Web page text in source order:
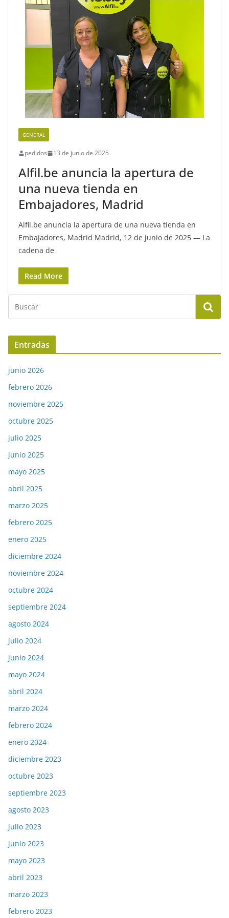
GENERAL
pedidos 13 de junio de 2025
Alfil.be anuncia la apertura de
una nueva tienda en
Embajadores, Madrid
Alfil.be anuncia la apertura de una nueva tienda en
Embajadores, Madrid Madrid, 12 de junio de 2025 — La
cadena de
Read More
Entradas
junio 2026
febrero 2026
noviembre 2025
octubre 2025
julio 2025
junio 2025
mayo 2025
abril 2025
marzo 2025
febrero 2025
enero 2025
diciembre 2024
noviembre 2024
octubre 2024
septiembre 2024
agosto 2024
julio 2024
junio 2024
mayo 2024
abril 2024
marzo 2024
febrero 2024
enero 2024
diciembre 2023
octubre 2023
septiembre 2023
agosto 2023
julio 2023
junio 2023
mayo 2023
abril 2023
marzo 2023
febrero 2023